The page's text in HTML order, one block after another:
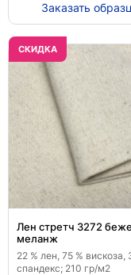
Заказать
CКИДКА
Лен стретч 3272
меланж
22 % лен, 75 % вискоза,
спандекс; 210 гр/м2